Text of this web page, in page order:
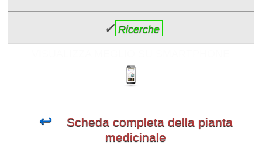
✓ Ricerche
↩ Scheda completa della pianta
medicinale